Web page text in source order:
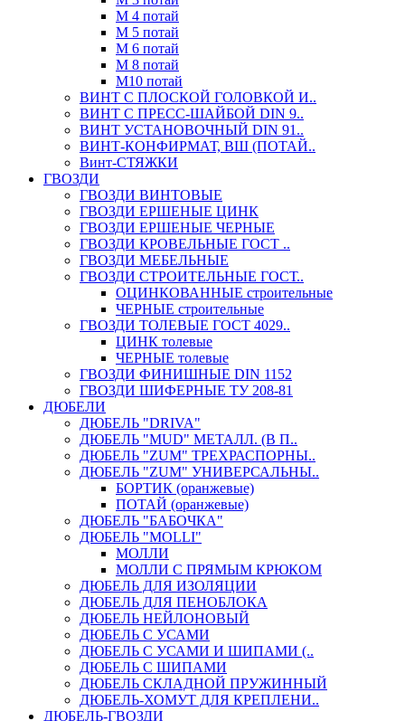
М 4 потай
М 5 потай
М 6 потай
М 8 потай
М10 потай
ВИНТ С ПЛОСКОЙ ГОЛОВКОЙ И..
ВИНТ С ПРЕСС-ШАЙБОЙ DIN 9..
ВИНТ УСТАНОВОЧНЫЙ DIN 91..
ВИНТ-КОНФИРМАТ, ВШ (ПОТАЙ..
Винт-СТЯЖКИ
ГВОЗДИ
ГВОЗДИ ВИНТОВЫЕ
ГВОЗДИ ЕРШЕНЫЕ ЦИНК
ГВОЗДИ ЕРШЕНЫЕ ЧЕРНЫЕ
ГВОЗДИ КРОВЕЛЬНЫЕ ГОСТ ..
ГВОЗДИ МЕБЕЛЬНЫЕ
ГВОЗДИ СТРОИТЕЛЬНЫЕ ГОСТ..
ОЦИНКОВАННЫЕ строительные
ЧЕРНЫЕ строительные
ГВОЗДИ ТОЛЕВЫЕ ГОСТ 4029..
ЦИНК толевые
ЧЕРНЫЕ толевые
ГВОЗДИ ФИНИШНЫЕ DIN 1152
ГВОЗДИ ШИФЕРНЫЕ ТУ 208-81
ДЮБЕЛИ
ДЮБЕЛЬ "DRIVA"
ДЮБЕЛЬ "MUD" МЕТАЛЛ. (В П..
ДЮБЕЛЬ "ZUM" ТРЕХРАСПОРНЫ..
ДЮБЕЛЬ "ZUM" УНИВЕРСАЛЬНЫ..
БОРТИК (оранжевые)
ПОТАЙ (оранжевые)
ДЮБЕЛЬ "БАБОЧКА"
ДЮБЕЛЬ "МOLLI"
МОЛЛИ
МОЛЛИ С ПРЯМЫМ КРЮКОМ
ДЮБЕЛЬ ДЛЯ ИЗОЛЯЦИИ
ДЮБЕЛЬ ДЛЯ ПЕНОБЛОКА
ДЮБЕЛЬ НЕЙЛОНОВЫЙ
ДЮБЕЛЬ С УСАМИ
ДЮБЕЛЬ С УСАМИ И ШИПАМИ (..
ДЮБЕЛЬ С ШИПАМИ
ДЮБЕЛЬ СКЛАДНОЙ ПРУЖИННЫЙ
ДЮБЕЛЬ-ХОМУТ ДЛЯ КРЕПЛЕНИ..
ДЮБЕЛЬ-ГВОЗДИ